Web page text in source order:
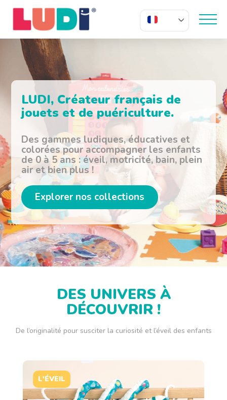
LUDI FR
LUDI, Créateur français de
jouets et de puériculture.
Des gammes ludiques, éducatives et
colorées pour accompagner les enfants
de 0 à 5 ans : éveil, motricité, bain, plein
air et bien plus !
Explorer nos collections
DES UNIVERS À
DÉCOUVRIR !
De l’originalité pour susciter la curiosité et l’éveil des enfants
L'ÉVEIL